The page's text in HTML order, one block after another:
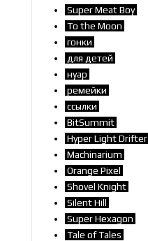
Super Meat Boy
To the Moon
гонки
для детей
нуар
ремейки
ссылки
BitSummit
Hyper Light Drifter
Machinarium
Orange Pixel
Shovel Knight
Silent Hill
Super Hexagon
Tale of Tales